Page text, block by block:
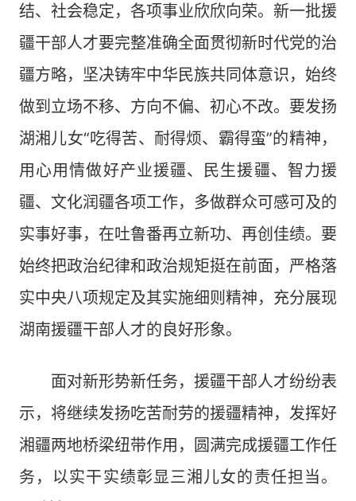
结、社会稳定，各项事业欣欣向荣。新一批援
疆干部人才要完整准确全面贯彻新时代党的治
疆方略，坚决铸牢中华民族共同体意识，始终
做到立场不移、方向不偏、初心不改。要发扬
湖湘儿女“吃得苦、耐得烦、霸得蛮”的精神，
用心用情做好产业援疆、民生援疆、智力援
疆、文化润疆各项工作，多做群众可感可及的
实事好事，在吐鲁番再立新功、再创佳绩。要
始终把政治纪律和政治规矩挺在前面，严格落
实中央八项规定及其实施细则精神，充分展现
湖南援疆干部人才的良好形象。
面对新形势新任务，援疆干部人才纷纷表
示，将继续发扬吃苦耐劳的援疆精神，发挥好
湘疆两地桥梁纽带作用，圆满完成援疆工作任
务，以实干实绩彰显三湘儿女的责任担当。